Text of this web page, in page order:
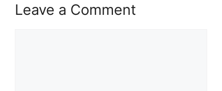
Leave a Comment